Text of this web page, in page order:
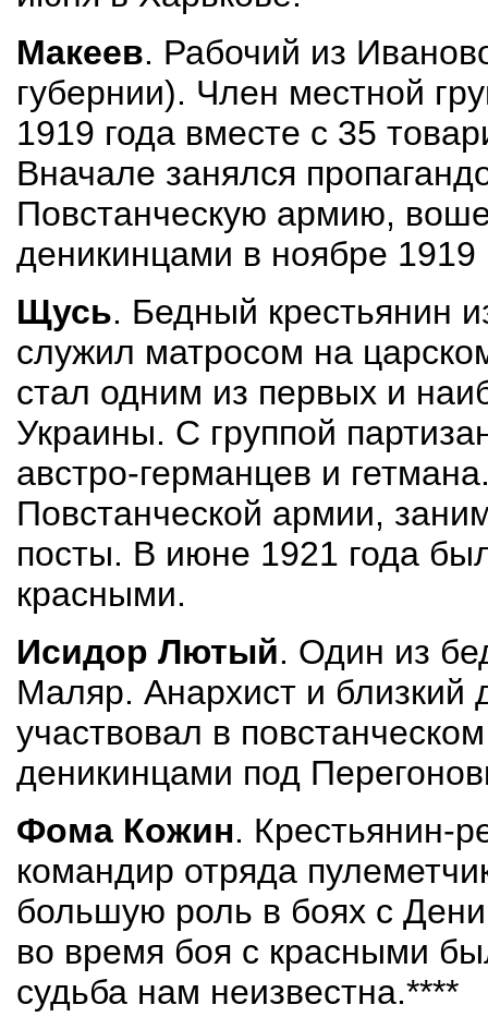
Макеев. Рабочий из
губернии). Член местной
1919 года вместе с 35
Вначале занялся
Повстанческую армию,
деникинцами в ноябре 1919
Щусь. Бедный крестьянин
служил матросом на
стал одним из первых и
Украины. С группой
австро-германцев и
Повстанческой армии,
посты. В июне 1921 года
красными.
Исидор Лютый. Один из
Ма­ляр. Анархист и близкий
участвовал в
деникинцами под
Фома Кожин. Крестьянин-
командир отряда
большую роль в боях с
во время боя с красными
судьба нам неизвестна.****